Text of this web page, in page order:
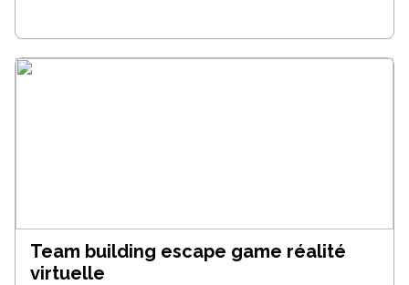
Team building escape game réalité
virtuelle